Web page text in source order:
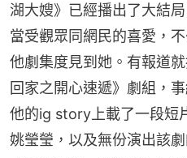
湖大嫂》已經播出了大結
當受觀眾同網民的喜愛，
他劇集度見到她。有報道
回家之開心速遞》劇組，
他的ig story上載了一段短
姚瑩瑩，以及無份演出該